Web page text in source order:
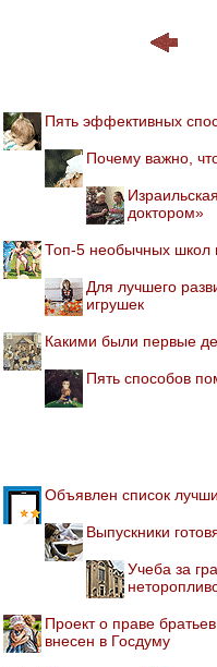
Пять эффективных
Почему важно,
доктором»
Топ-5 необычных школ
Для лучшего
игрушек
Какими были первые
Пять способов
Объявлен список
Выпускники
Учеба за
Проект о праве
внесен в Госдуму